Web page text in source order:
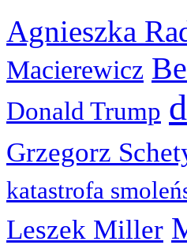
Agnieszka
Macierewicz
Donald Trump
Grzegorz
katastrofa
Leszek Miller